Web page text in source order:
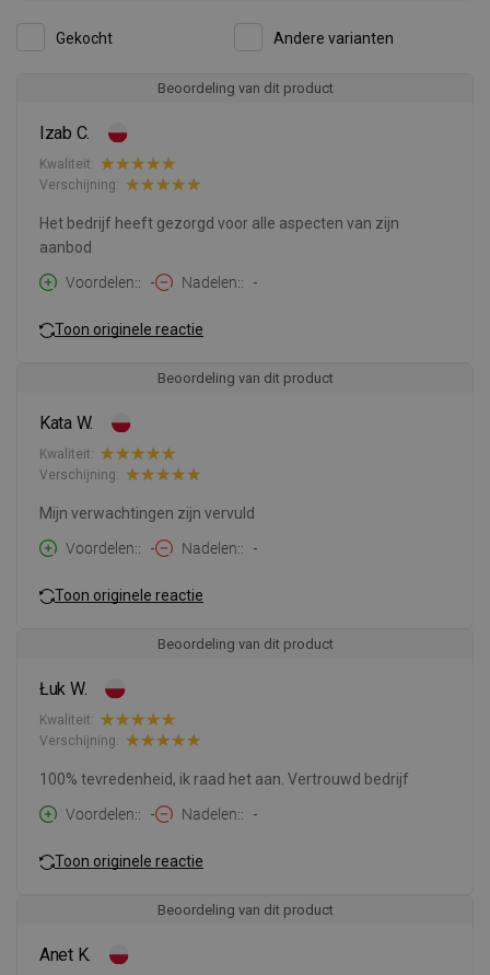
Gekocht Andere varianten
Beoordeling van dit product
Izab C.
Kwaliteit:
Verschijning:
Het bedrijf heeft gezorgd voor alle aspecten van zijn
aanbod
Voordelen:
- Nadelen: -
Toon originele reactie
Beoordeling van dit product
Kata W.
Kwaliteit:
Verschijning:
Mijn verwachtingen zijn vervuld
Voordelen:
- Nadelen: -
Toon originele reactie
Beoordeling van dit product
Łuk W.
Kwaliteit:
Verschijning:
100% tevredenheid, ik raad het aan. Vertrouwd bedrijf
Voordelen:
- Nadelen: -
Toon originele reactie
Beoordeling van dit product
Anet K.